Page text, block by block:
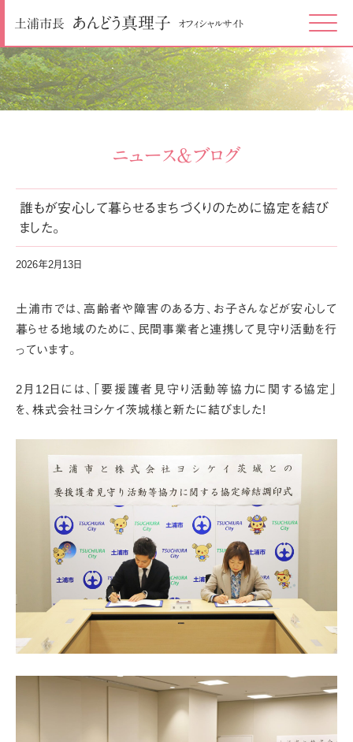
土浦市長 あんどう真理子 オフィシャルサイト Click
ニュース＆ブログ
誰もが安心して暮らせるまちづくりのために協定を結び
ました。
2026年2月13日
土浦市では、高齢者や障害のある方、お子さんなどが安心して
暮らせる地域のために、 民間事業者と連携して見守り活動を行
っています。
2月12日には、「要援護者見守り活動等協力に関する協定」
を、 株式会社ヨシケイ茨城様と新たに結びました!